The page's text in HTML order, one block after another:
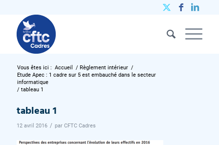
Vous êtes ici : Accueil / Règlement intérieur /
Etude Apec : 1 cadre sur 5 est embauché dans le secteur
informatique
/ tableau 1
tableau 1
12 avril 2016 / par CFTC Cadres